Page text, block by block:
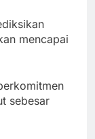
mencapai
sebesar